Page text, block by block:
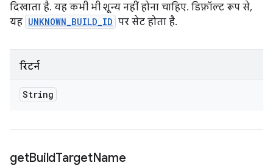
दिखाता है. यह कभी भी शून्य नहीं होना चाहिए. डिफ़ॉल्ट रूप से,
यह UNKNOWN_BUILD_ID पर सेट होता है.
रिटर्न
String
getBuildTargetName